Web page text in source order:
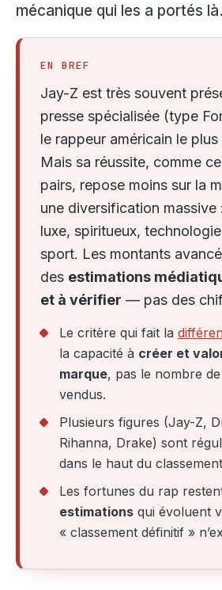
mécanique qui les a portés là.
EN BREF
Jay-Z est très souvent
presse spécialisée (type
le rappeur américain le
Mais sa réussite, comme
pairs, repose moins sur la
une diversification massive
luxe, spiritueux,
sport. Les montants
des estimations
et à vérifier — pas des
Le critère qui fait la
la capacité à créer et
marque, pas le nombre de
vendus.
Plusieurs figures (Jay-Z,
Rihanna, Drake) sont
dans le haut du
Les fortunes du rap
estimations qui évoluent
« classement définitif »